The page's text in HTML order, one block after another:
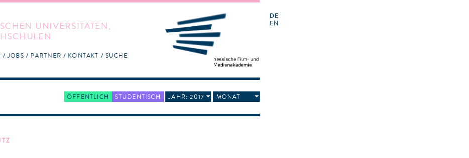
UNIVERSITÄTEN,
JOBS PARTNER KONTAKT SUCHE
DE
EN
ÖFFENTLICH STUDENTISCH JAHR: 2017 MONAT